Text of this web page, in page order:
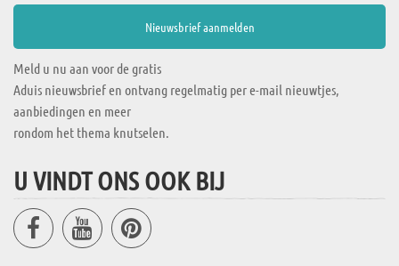
Meld u nu aan voor de gratis
Aduis nieuwsbrief en ontvang regelmatig per e-mail nieuwtjes,
aanbiedingen en meer
rondom het thema knutselen.
U VINDT ONS OOK BIJ